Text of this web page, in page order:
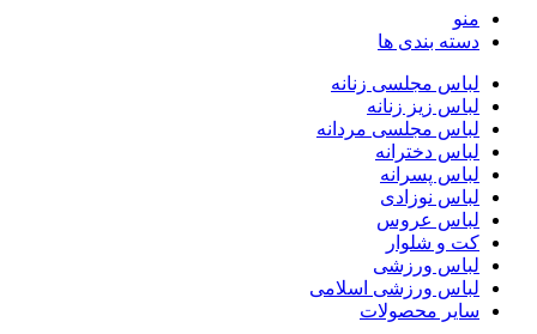
منو
دسته بندی ها
لباس مجلسی زنانه
لباس زیز زنانه
لباس مجلسی مردانه
لباس دخترانه
لباس پسرانه
لباس نوزادی
لباس عروس
کت و شلوار
لباس ورزشی
لباس ورزشی اسلامی
سایر محصولات